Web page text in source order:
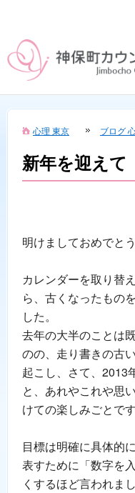
心理 東京 ブログ
新年を迎えて
明けましておめでと
カレンダーを取り替
ら、古くなったもの
した。
去年の大半のことは
のの、走り書きの古
起こし、さて、2013
と、あれやこれや思
けての楽しみごとです
目標は明確に具体的
表すために「数字を
くするほど言われま